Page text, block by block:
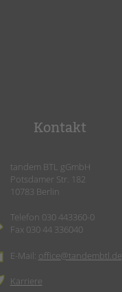
Kontakt
tandem BTL gGmbH
Potsdamer Str. 182
10783 Berlin
Telefon 030 443360-0
Fax 030 44 336040
E-Mail: office@tandembtl.de
Karriere